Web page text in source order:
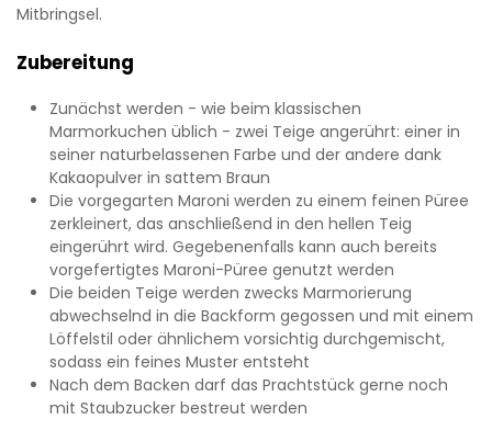
Mitbringsel.
Zubereitung
Zunächst werden - wie beim klassischen
Marmorkuchen üblich - zwei Teige angerührt: einer in
seiner naturbelassenen Farbe und der andere dank
Kakaopulver in sattem Braun
Die vorgegarten Maroni werden zu einem feinen Püree
zerkleinert, das anschließend in den hellen Teig
eingerührt wird. Gegebenenfalls kann auch bereits
vorgefertigtes Maroni-Püree genutzt werden
Die beiden Teige werden zwecks Marmorierung
abwechselnd in die Backform gegossen und mit einem
Löffelstil oder ähnlichem vorsichtig durchgemischt,
sodass ein feines Muster entsteht
Nach dem Backen darf das Prachtstück gerne noch
mit Staubzucker bestreut werden